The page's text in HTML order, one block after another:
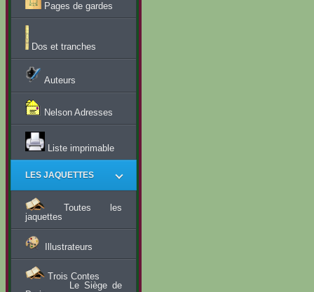
Pages de gardes
Dos et tranches
Auteurs
Nelson Adresses
Liste imprimable
LES JAQUETTES
Toutes les
jaquettes
Illustrateurs
Trois Contes
Le Siège de